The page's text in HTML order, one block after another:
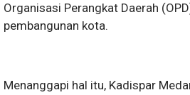
Organisasi Perangkat Daerah
pembangunan kota.
Menanggapi hal itu, Kadispar